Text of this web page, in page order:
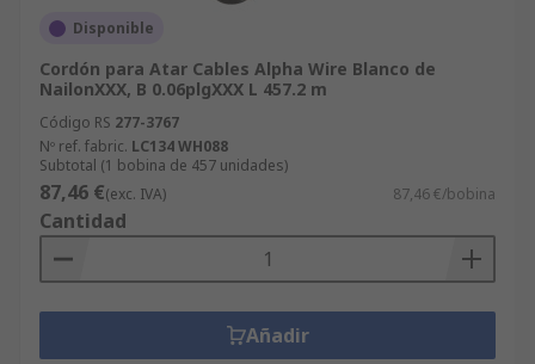
Disponible
Cordón para Atar Cables Alpha Wire Blanco de
NailonXXX, B 0.06plgXXX L 457.2 m
Código RS 277-3767
Nº ref. fabric. LC134 WH088
Subtotal (1 bobina de 457 unidades)
87,46 €(exc. IVA) 87,46 €/bobina
Cantidad
Añadir